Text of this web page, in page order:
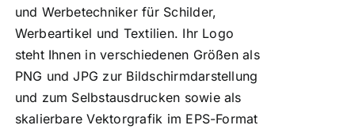
und Werbetechniker für Schilder,
Werbeartikel und Textilien. Ihr Logo
steht Ihnen in verschiedenen Größen als
PNG und JPG zur Bildschirmdarstellung
und zum Selbstausdrucken sowie als
skalierbare Vektorgrafik im EPS-Format